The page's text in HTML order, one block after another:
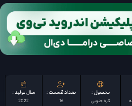
محصول :
کره جنوبی
تعداد قسمت :
16
سال تولید :
2022